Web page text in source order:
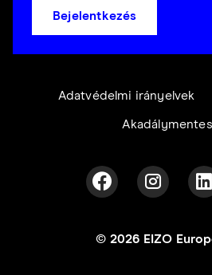
Bejelentkezés
Adatvédelmi irányelvek
© 2026 EIZO